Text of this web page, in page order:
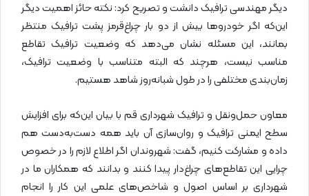
دیگر مهندسی ترافیک دانشت و تصریح کرد: نکته حائز اهمیت دیگر
این‌که اگر خودروها بیش از دو بار چراغ‌قرمز پشت ترافیک منتظر
بمانند، این مسئله نشان می‌دهد که وضعیت ترافیک تقاطع
مناسب نیست، هرچند که البته متناسب با وضعیت ترافیک،
زمان‌بندی مختلفی را در طول شبانه‌روز شاهد هستیم.
معاون حمل‌ونقل و ترافیک شهرداری قم با بیان این‌که برای افزایش
سطح ایمنی ترافیک و روان‌سازی آن باید همه دست‌به‌دست هم
داده و مشارکت کنیم، گفت: شهروندان اگر اطلاع لازم را در خصوص
چرایی این تقاطع‌های چراغ‌دار پیدا کنند و بدانند که همکاران ما در
شهرداری بر اساس اصول و شاخص‌های علمی این کار را انجام